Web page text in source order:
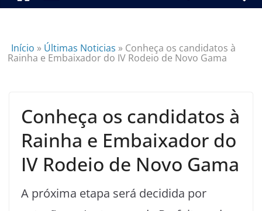
Início » Últimas Noticias » Conheça os candidatos à
Rainha e Embaixador do IV Rodeio de Novo Gama
Conheça os candidatos à
Rainha e Embaixador do
IV Rodeio de Novo Gama
A próxima etapa será decidida por